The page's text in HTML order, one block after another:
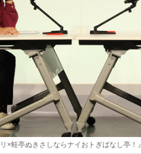
×蛙亭ぬきさしならナイおトぎばなし亭！』